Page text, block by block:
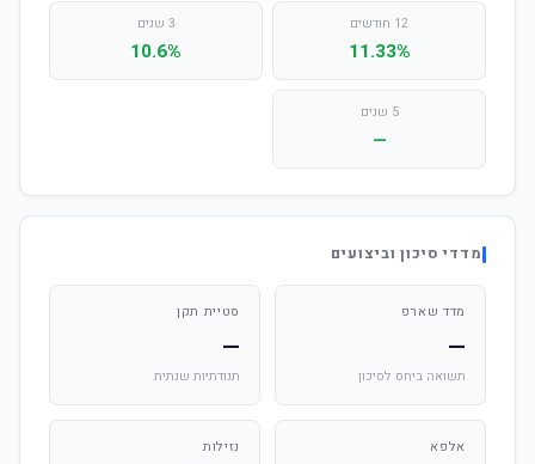
12 חודשים
11.33%
3 שנים
10.6%
5 שנים
—
מדדי סיכון וביצועים
מדד שארפ
—
תשואה ביחס לסיכון
סטיית תקן
—
תנודתיות שנתית
אלפא נזילות